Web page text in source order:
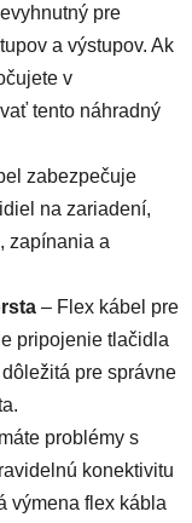
pre
a výstupov. Ak
v
tento náhradný
zabezpečuje
na zariadení,
zapínania a
– Flex kábel pre
pripojenie tlačidla
pre správne
problémy s
konektivitu
výmena flex kábla